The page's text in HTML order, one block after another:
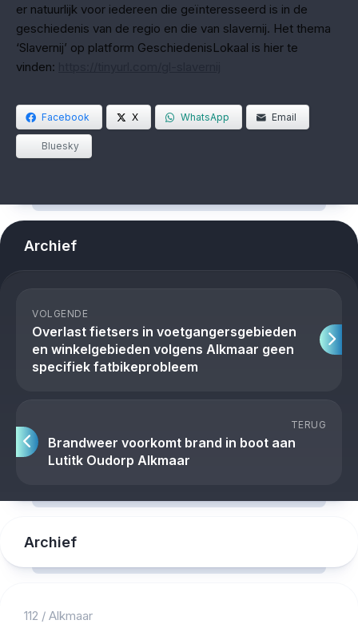
er natuurlijk voor iedereen die geïnteresseerd is in de
geschiedenis van de regio en die van slavernij. Het thema
‘Slavernij’ op platform GeschiedenisLokaal is hier te
vinden:
Facebook X WhatsApp Email
Bluesky
Archief
VOLGENDE
Overlast fietsers in voetgangersgebieden
en winkelgebieden volgens Alkmaar geen
specifiek fatbikeprobleem
TERUG
Brandweer voorkomt brand in boot aan
Lutitk Oudorp Alkmaar
Archief
112 / Alkmaar